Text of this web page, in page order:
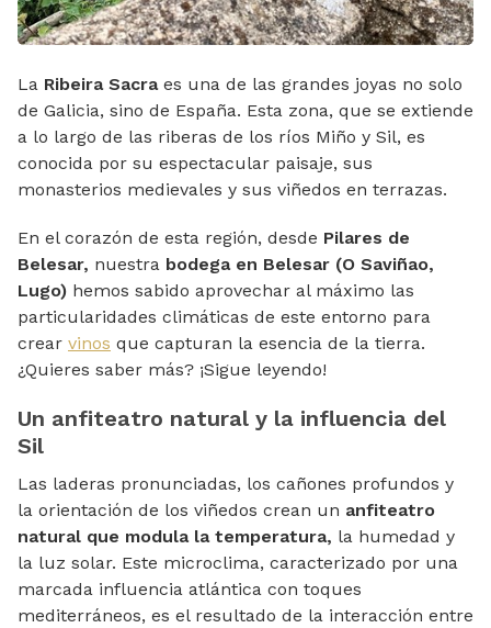
La Ribeira Sacraes una de las grandes joyas no solo
de Galicia, sino de España. Esta zona, que se extiende
a lo largo de las riberas de los ríos Miño y Sil, es
conocida por su espectacular paisaje, sus
monasterios medievales y sus viñedos en terrazas.
En el corazón de esta región, desde Pilares de
Belesar, nuestra bodega en Belesar (O Saviñao,
Lugo) hemos sabido aprovechar al máximo las
particularidades climáticas de este entorno para
crear vinos que capturan la esencia de la tierra.
¿Quieres saber más? ¡Sigue leyendo!
Un anfiteatro natural y la influencia del
Sil
Las laderas pronunciadas, los cañones profundos y
la orientación de los viñedos crean un anfiteatro
natural que modula la temperatura, la humedad y
la luz solar. Este microclima, caracterizado por una
marcada influencia atlántica con toques
mediterráneos, es el resultado de la interacción entre